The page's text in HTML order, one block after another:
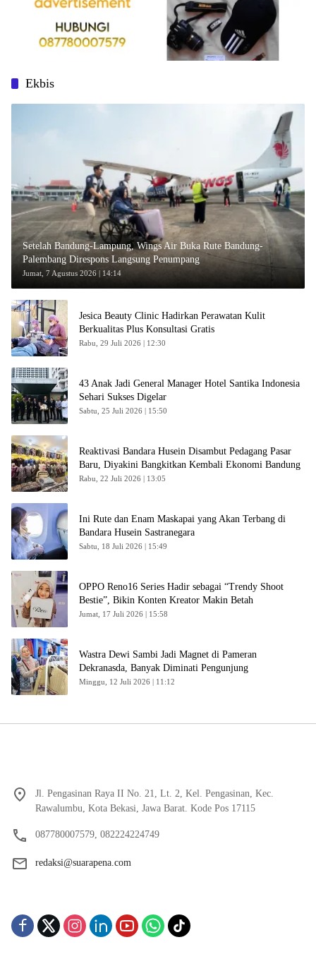
Ekbis
Setelah Bandung-Lampung, Wings Air Buka Rute Bandung-
Palembang Direspons Langsung Penumpang
Jumat, 7 Agustus 2026 | 14:14
Jesica Beauty Clinic Hadirkan Perawatan Kulit
Berkualitas Plus Konsultasi Gratis
Rabu, 29 Juli 2026 | 12:30
43 Anak Jadi General Manager Hotel Santika Indonesia
Sehari Sukses Digelar
Sabtu, 25 Juli 2026 | 15:50
Reaktivasi Bandara Husein Disambut Pedagang Pasar
Baru, Diyakini Bangkitkan Kembali Ekonomi Bandung
Rabu, 22 Juli 2026 | 13:05
Ini Rute dan Enam Maskapai yang Akan Terbang di
Bandara Husein Sastranegara
Sabtu, 18 Juli 2026 | 15:49
OPPO Reno16 Series Hadir sebagai “Trendy Shoot
Bestie”, Bikin Konten Kreator Makin Betah
Jumat, 17 Juli 2026 | 15:58
Wastra Dewi Sambi Jadi Magnet di Pameran
Dekranasda, Banyak Diminati Pengunjung
Minggu, 12 Juli 2026 | 11:12
Jl. Pengasinan Raya II No. 21, Lt. 2, Kel. Pengasinan, Kec.
Rawalumbu, Kota Bekasi, Jawa Barat. Kode Pos 17115
087780007579, 082224224749
redaksi@suarapena.com